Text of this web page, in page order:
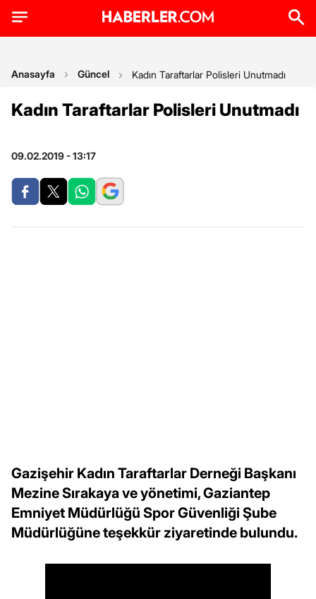
Anasayfa Güncel Kadın Taraftarlar Polisleri Unutmadı
Kadın Taraftarlar Polisleri Unutmadı
09.02.2019 - 13:17
Gazişehir Kadın Taraftarlar Derneği Başkanı
Mezine Sırakaya ve yönetimi, Gaziantep
Emniyet Müdürlüğü Spor Güvenliği Şube
Müdürlüğüne teşekkür ziyaretinde bulundu.